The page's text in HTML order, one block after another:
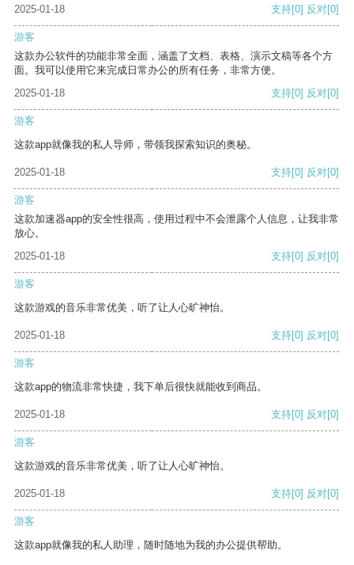
2025-01-18
支持[0] 反对[0]
游客
这款办公软件的功能非常全面，涵盖了文档、表格、演示文稿等各个方
面。我可以使用它来完成日常办公的所有任务，非常方便。
2025-01-18
支持[0] 反对[0]
游客
这款app就像我的私人导师，带领我探索知识的奥秘。
2025-01-18 支持[0] 反对[0]
游客
这款加速器app的安全性很高，使用过程中不会泄露个人信息，让我非常
放心。
2025-01-18
支持[0] 反对[0]
游客
这款游戏的音乐非常优美，听了让人心旷神怡。
2025-01-18 支持[0] 反对[0]
游客
这款app的物流非常快捷，我下单后很快就能收到商品。
2025-01-18 支持[0] 反对[0]
游客
这款游戏的音乐非常优美，听了让人心旷神怡。
2025-01-18 支持[0] 反对[0]
游客
这款app就像我的私人助理，随时随地为我的办公提供帮助。